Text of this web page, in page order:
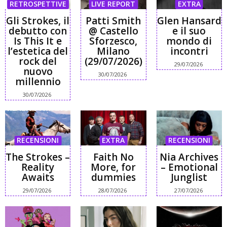
RETROSPETTIVE
Gli Strokes, il
debutto con
Is This It e
l’estetica del
rock del
nuovo
millennio
30/07/2026
LIVE REPORT
Patti Smith
@ Castello
Sforzesco,
Milano
(29/07/2026)
30/07/2026
EXTRA
Glen Hansard
e il suo
mondo di
incontri
29/07/2026
RECENSIONI
The Strokes –
Reality
Awaits
29/07/2026
EXTRA
Faith No
More, for
dummies
28/07/2026
RECENSIONI
Nia Archives
– Emotional
Junglist
27/07/2026